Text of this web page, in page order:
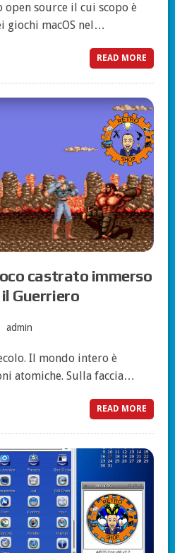
source il cui scopo è
giochi macOS nel…
READ MORE
castrato immerso
Guerriero
admin
Il mondo intero è
atomiche. Sulla faccia…
READ MORE